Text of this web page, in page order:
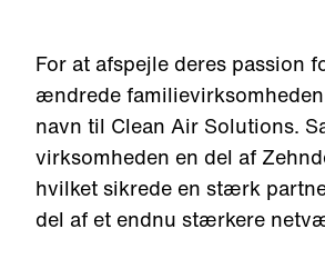
For at afspejle deres passion
ændrede
navn til Clean Air Solutions.
virksomheden en del af
hvilket sikrede en stærk
del af et endnu stærkere